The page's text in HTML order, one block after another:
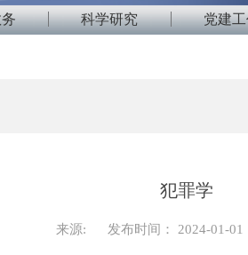
科学研究 党建
犯罪学
来源: 发布时间： 2024-01-01